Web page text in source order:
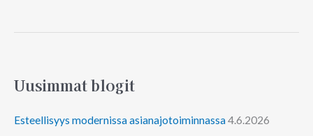
Uusimmat blogit
Esteellisyys modernissa asianajotoiminnassa4.6.2026